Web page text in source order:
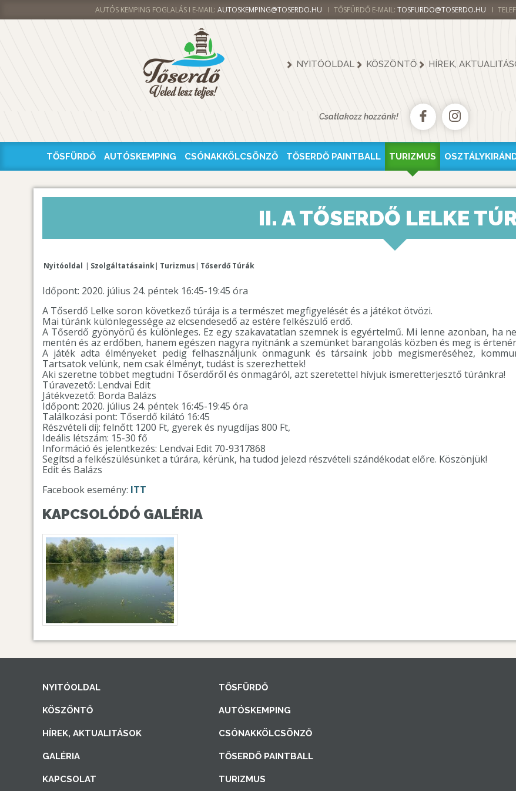
AUTÓS KEMPING FOGLALÁS I E-MAIL: AUTOSKEMPING@TOSERDO.HU TŐSFÜRDŐ E-MAIL: TOSFURDO@TOSERDO.HU
NYITÓOLDAL KÖSZÖNTŐ HÍREK,
Csatlakozz hozzánk!
TŐSFÜRDŐ AUTÓSKEMPING CSÓNAKKÖLCSÖNZŐ TŐSERDŐ PAINTBALL TURIZMUS
II. A TŐSERDŐ LELKE
Nyitóoldal Szolgáltatásaink Turizmus Tőserdő Túrák
Időpont: 2020. július 24. péntek 16:45-19:45 óra
A Tőserdő Lelke soron következő túrája is a természet megfigyelését és a játékot ötvözi.
Mai túránk különlegessége az elcsendesedő az estére felkészülő erdő.
A Tőserdő gyönyörű és különleges. Ez egy szakavatatlan szemnek is egyértelmű. Mi lenne azonban, ha
mentén és az erdőben, hanem egészen nagyra nyitnánk a szemünket barangolás közben és meg is
A játék adta élményeket pedig felhasználjunk önmagunk és társaink jobb megismeréséhez,
Tartsatok velünk, nem csak élményt, tudást is szerezhettek!
Aki szeretne többet megtudni Tőserdőről és önmagáról, azt szeretettel hívjuk ismeretterjesztő túránkra!
Túravezető: Lendvai Edit
Játékvezető: Borda Balázs
Időpont: 2020. július 24. péntek 16:45-19:45 óra
Találkozási pont: Tőserdő kilátó 16:45
Részvételi díj: felnőtt 1200 Ft, gyerek és nyugdíjas 800 Ft,
Ideális létszám: 15-30 fő
Információ és jelentkezés: Lendvai Edit 70-9317868
Segítsd a felkészülésünket a túrára, kérünk, ha tudod jelezd részvételi szándékodat előre. Köszönjük!
Edit és Balázs
Facebook esemény: ITT
KAPCSOLÓDÓ GALÉRIA
NYITÓOLDAL
KÖSZÖNTŐ
HÍREK, AKTUALITÁSOK
GALÉRIA
KAPCSOLAT
TŐSFÜRDŐ
AUTÓSKEMPING
CSÓNAKKÖLCSÖNZŐ
TŐSERDŐ PAINTBALL
TURIZMUS